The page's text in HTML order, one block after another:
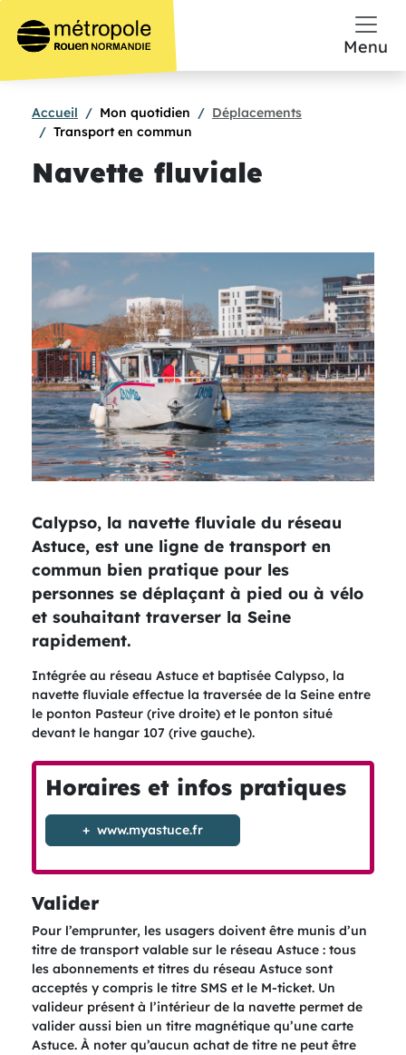
Menu
Accueil Mon quotidien
Déplacements
Transport en commun
Navette fluviale
Calypso, la navette fluviale du réseau
Astuce, est une ligne de transport en
commun bien pratique pour les
personnes se déplaçant à pied ou à vélo
et souhaitant traverser la Seine
rapidement.
Intégrée au réseau Astuce et baptisée Calypso, la
navette fluviale effectue la traversée de la Seine entre
le ponton Pasteur (rive droite) et le ponton situé
devant le hangar 107 (rive gauche).
Horaires et infos pratiques
www.myastuce.fr
Valider
Pour l’emprunter, les usagers doivent être munis d’un
titre de transport valable sur le réseau Astuce : tous
les abonnements et titres du réseau Astuce sont
acceptés y compris le titre SMS et le M-ticket. Un
valideur présent à l’intérieur de la navette permet de
valider aussi bien un titre magnétique qu’une carte
Astuce. À noter qu’aucun achat de titre ne peut être